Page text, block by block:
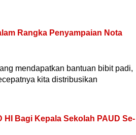
Rangka Penyampaian Nota
mendapatkan bantuan bibit padi,
kita distribusikan
Bagi Kepala Sekolah PAUD Se-